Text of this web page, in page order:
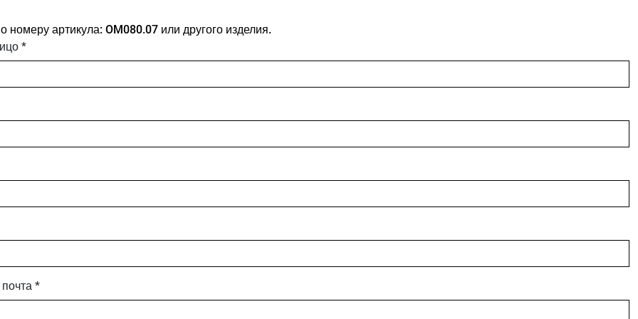
номеру артикула: OM080.07 или другого изделия.
*
*